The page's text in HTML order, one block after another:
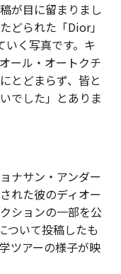
が目に留まりまし
どられた「Dior」
いく写真です。キ
ール・オートクチ
とどまらず、皆と
でした」とありま
ナサン・アンダー
れた彼のディオー
ションの一部を公
ついて投稿したも
ツアーの様子が映